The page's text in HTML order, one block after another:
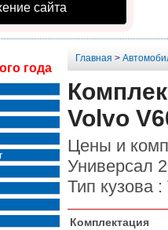
сайта
года
Главная >
Volvo
Цены и
Универсал
Тип кузова :
Комплектация